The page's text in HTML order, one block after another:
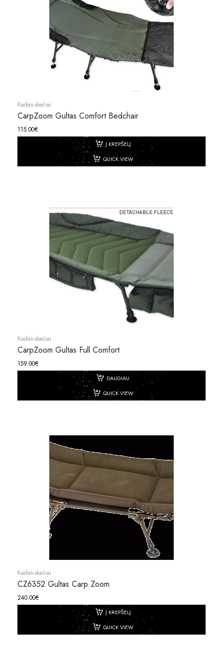
Kėdės-skėčiai
CarpZoom Gultas Comfort Bedchair
115.00€
Į KREPŠELĮ
QUICK VIEW
Kėdės-skėčiai
CarpZoom Gultas Full Comfort
159.00€
DAUGIAU
QUICK VIEW
Kėdės-skėčiai
CZ6352 Gultas Carp Zoom
240.00€
Į KREPŠELĮ
QUICK VIEW